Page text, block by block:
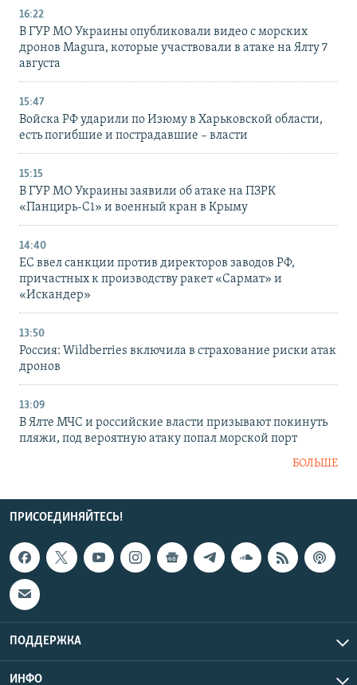
16:22
В ГУР МО Украины опубликовали видео с морских
дронов Magura, которые участвовали в атаке на Ялту 7
августа
15:47
Войска РФ ударили по Изюму в Харьковской области,
есть погибшие и пострадавшие – власти
15:15
В ГУР МО Украины заявили об атаке на ПЗРК
«Панцирь-С1» и военный кран в Крыму
14:40
ЕС ввел санкции против директоров заводов РФ,
причастных к производству ракет «Сармат» и
«Искандер»
13:50
Россия: Wildberries включила в страхование риски атак
дронов
13:09
В Ялте МЧС и российские власти призывают покинуть
пляжи, под вероятную атаку попал морской порт
БОЛЬШЕ
ПРИСОЕДИНЯЙТЕСЬ!
ПОДДЕРЖКА
ИНФО